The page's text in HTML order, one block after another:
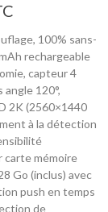
100% sans-
rechargeable
capteur 4
120°,
2K (2560×1440
à la détection
carte mémoire
Go (inclus) avec
push en temps
de